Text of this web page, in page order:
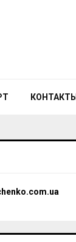
КОНТАКТЫ